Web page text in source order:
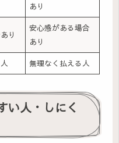
あり
り
安心感がある場合
あり
無理なく払える人
い人・しにく